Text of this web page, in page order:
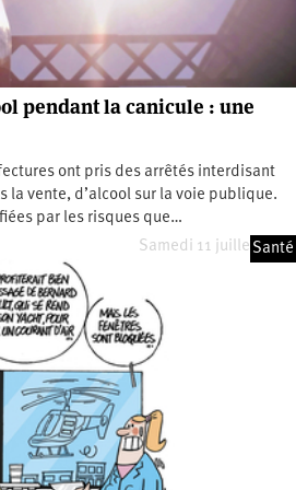
pendant la canicule : une
ont pris des arrêtés interdisant
la vente, d’alcool sur la voie publique.
par les risques que…
Samedi 11 juillet 2026
Santé